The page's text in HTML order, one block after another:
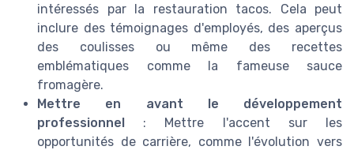
intéressés par la restauration tacos. Cela peut
inclure des témoignages d'employés, des aperçus
des coulisses ou même des recettes
emblématiques comme la fameuse sauce
fromagère.
Mettre en avant le développement
professionnel : Mettre l'accent sur les
opportunités de carrière, comme l'évolution vers